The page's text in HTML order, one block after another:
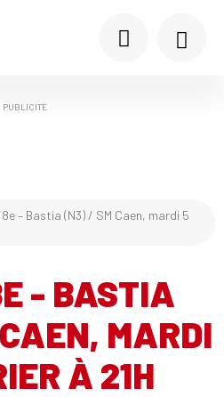
PUBLICITÉ
8e – Bastia (N3) / SM Caen, mardi 5
- BASTIA
MARDI
À 21H